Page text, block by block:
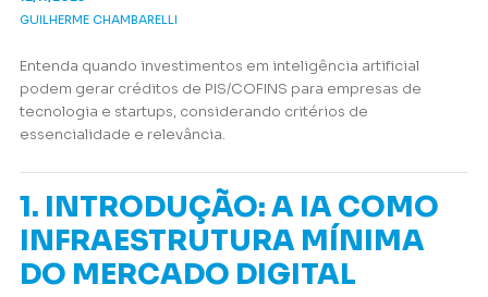
GUILHERME CHAMBARELLI
Entenda quando investimentos em inteligência artificial
podem gerar créditos de PIS/COFINS para empresas de
tecnologia e startups, considerando critérios de
essencialidade e relevância.
1. INTRODUÇÃO: A IA COMO
INFRAESTRUTURA MÍNIMA
DO MERCADO DIGITAL